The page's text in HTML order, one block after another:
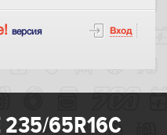
версия Вход
65R16C